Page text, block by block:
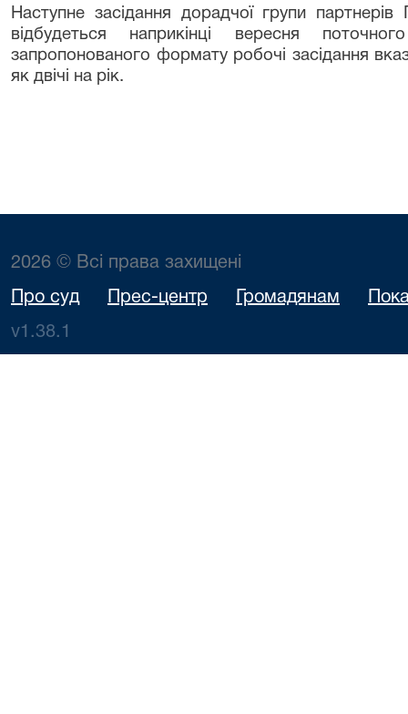
Наступне засідання дорадчої групи
відбудеться наприкінці вересня
запропонованого формату робочі засідання
як двічі на рік.
2026 © Всі права захищені
Про суд Прес-центр Громадянам
v1.38.1